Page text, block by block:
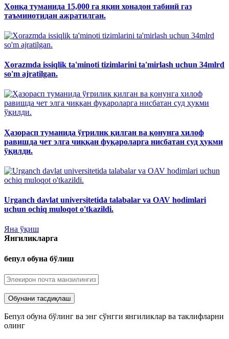
Хонқа туманида 15,000 га яқин хонадон табиий газ
таъминотидан ажратилган.
Xorazmda issiqlik ta'minoti tizimlarini ta'mirlash uchun 34mlrd
so'm ajratilgan.
Ҳазорасп туманида ўғрилик қилган ва қонунга хилоф
равишда чет элга чиққан фуқароларга нисбатан суд ҳукми
ўқилди.
Urganch davlat universitetida talabalar va OAV hodimlari
uchun ochiq muloqot o'tkazildi.
Яна ўқиш
Янгиликларга
бепул обуна бўлиш
Бепул обуна бўлинг ва энг сўнгги янгиликлар ва таклифларни
олинг